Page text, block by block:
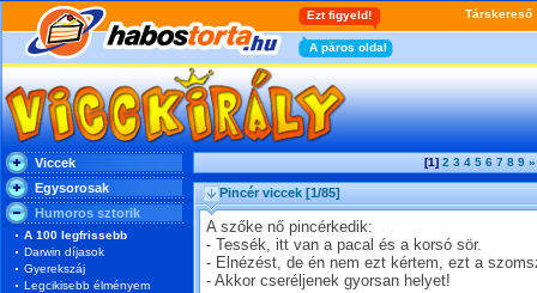
Viccek
Egysorosak
Humoros sztorik
A 100 legfrissebb
Darwin díjasok
Gyerekszáj
Legcikisebb élményem
[1] 2 3 4 5 6 7 8 9 »
Pincér viccek [1/85]
A szőke nő pincérkedik:
- Tessék, itt van a pacal és a korsó sör.
- Elnézést, de én nem ezt kértem, ezt a
- Akkor cseréljenek gyorsan helyet!